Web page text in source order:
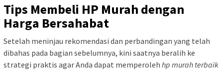
Tips Membeli HP Murah dengan
Harga Bersahabat
Setelah meninjau rekomendasi dan perbandingan yang telah
dibahas pada bagian sebelumnya, kini saatnya beralih ke
strategi praktis agar Anda dapat memperoleh hp murah terbaik